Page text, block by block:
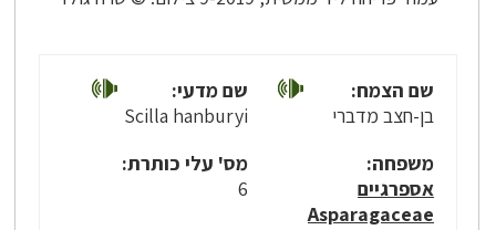
שם הצמח:
בן-חצב מדברי
שם מדעי:
Scilla hanburyi
משפחה:
אספרגיים
Asparagaceae
מס' עלי כותרת:
6